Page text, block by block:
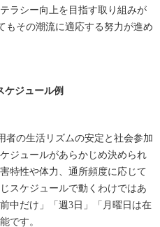
ラシー向上を目指す取り組みが
もその潮流に適応する努力が進め
ケジュール例
者の生活リズムの安定と社会参加
ジュールがあらかじめ決められ
特性や体力、通所頻度に応じて
スケジュールで動くわけではあ
中だけ」「週3日」「月曜日は在
です。